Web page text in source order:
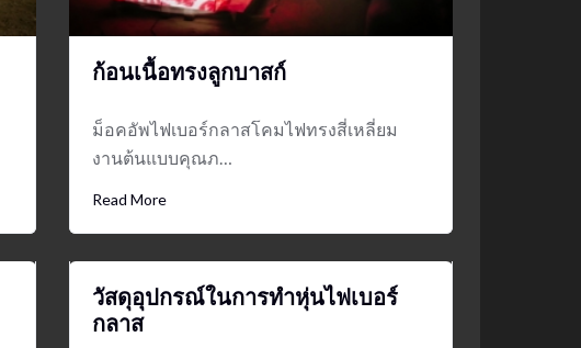
ก้อนเนื้อทรงลูกบาสก์
ม็อคอัพไฟเบอร์กลาสโคมไฟทรงสี่เหลี่ยม
งานต้นแบบคุณภ…
Read More
วัสดุอุปกรณ์ในการทำหุ่นไฟเบอร์
กลาส